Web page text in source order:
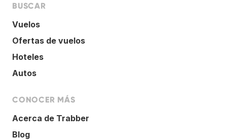
BUSCAR
Vuelos
Ofertas de vuelos
Hoteles
Autos
CONOCER MÁS
Acerca de Trabber
Blog